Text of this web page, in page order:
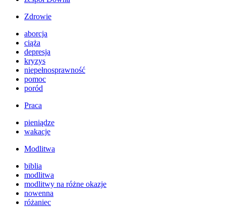
Zdrowie
aborcja
ciąża
depresja
kryzys
niepełnosprawność
pomoc
poród
Praca
pieniądze
wakacje
Modlitwa
biblia
modlitwa
modlitwy na różne okazje
nowenna
różaniec